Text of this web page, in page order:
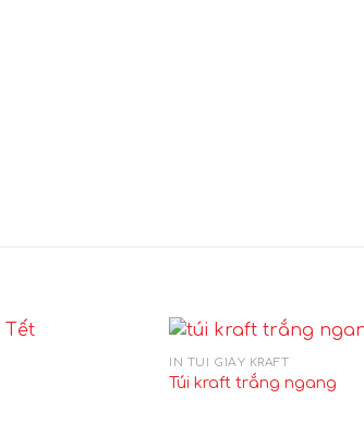
IN TÚI GIẤY KRAFT
Túi kraft trắng ngang